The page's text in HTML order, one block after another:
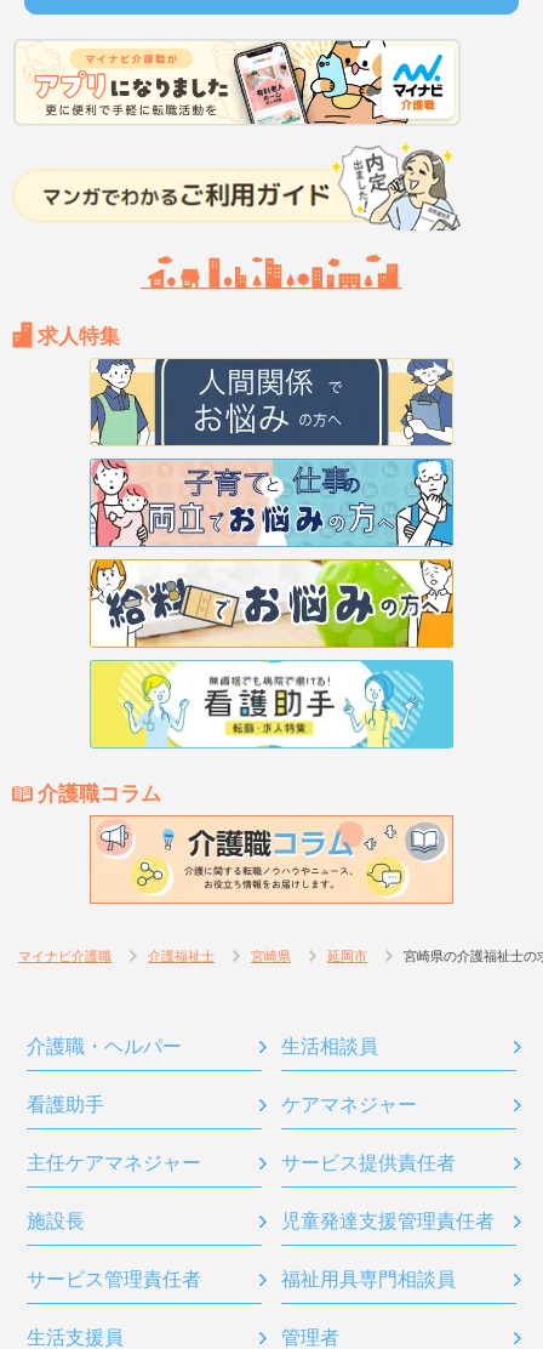
求人特集
介護職コラム
マイナビ介護職 介護福祉士 宮崎県 延岡市 宮崎県の介護福祉士の
介護職・ヘルパー 生活相談員
看護助手 ケアマネジャー
主任ケアマネジャー サービス提供責任者
施設長 児童発達支援管理責任者
サービス管理責任者 福祉用具専門相談員
生活支援員 管理者